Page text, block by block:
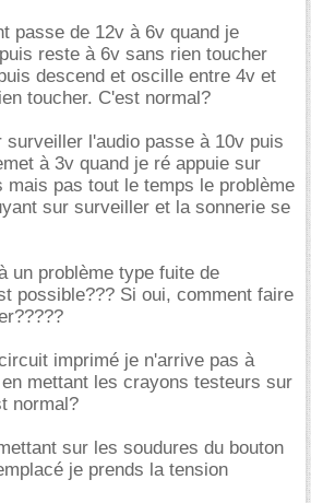
passe de 12v à 6v quand je
reste à 6v sans rien toucher
descend et oscille entre 4v et
toucher. C'est normal?
surveiller l'audio passe à 10v puis
à 3v quand je ré appuie sur
mais pas tout le temps le problème
sur surveiller et la sonnerie se
un problème type fuite de
possible??? Si oui, comment faire
imprimé je n'arrive pas à
mettant les crayons testeurs sur
normal?
sur les soudures du bouton
je prends la tension